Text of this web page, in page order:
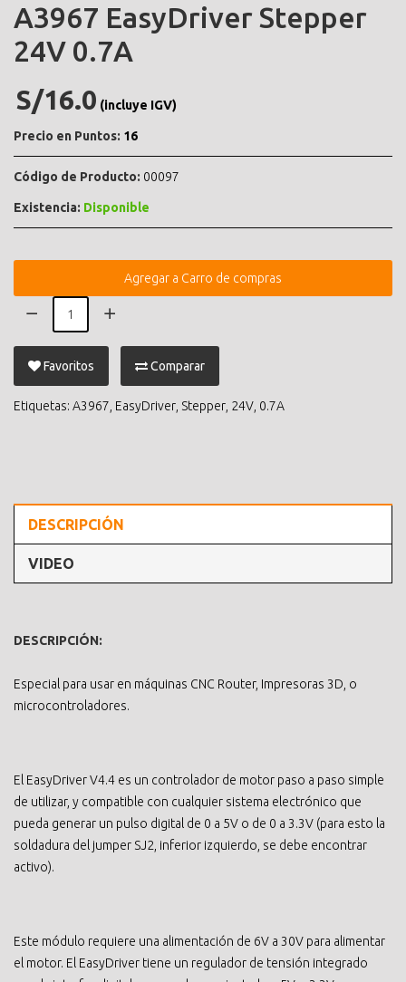
A3967 EasyDriver Stepper
24V 0.7A
S/16.0 (incluye IGV)
Precio en Puntos: 16
Código de Producto: 00097
Existencia: Disponible
Agregar a Carro de compras
Favoritos Comparar
Etiquetas: A3967 EasyDriver Stepper 24V 0.7A
DESCRIPCIÓN
VIDEO
DESCRIPCIÓN:
Especial para usar en máquinas CNC Router, Impresoras 3D, o
microcontroladores.
El EasyDriver V4.4 es un controlador de motor paso a paso simple
de utilizar, y compatible con cualquier sistema electrónico que
pueda generar un pulso digital de 0 a 5V o de 0 a 3.3V (para esto la
soldadura del jumper SJ2, inferior izquierdo, se debe encontrar
activo).
Este módulo requiere una alimentación de 6V a 30V para alimentar
el motor. El EasyDriver tiene un regulador de tensión integrado